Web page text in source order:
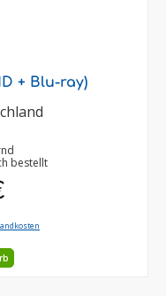
+ Blu-ray)
bestellt